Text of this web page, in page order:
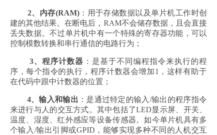
2、 内存(RAM)：用于存储数据以及单片机工作时创
建的其他结果。在断电后，RAM不会储存数据，且会直接
丢失数据。不过单片机中有一个特殊的寄存器功能，可以
控制模数转换和串行通信的电路行为；
3、程序计数器 ：是基于不同编程指令来执行的程
序，每个指令的执行，程序计数器会增加1，这样有助于
在代码中跟中计数器的位置；
4、输入和输出 ：是通过特定的输入/输出的程序指令
来进行与人的交互方式。其中包括了LED显示屏、开关、
温度、湿度、红外感应等设备传感器。如今单片机具有多
个输入/输出引脚或GPID，能够实现多种不同的人机交互